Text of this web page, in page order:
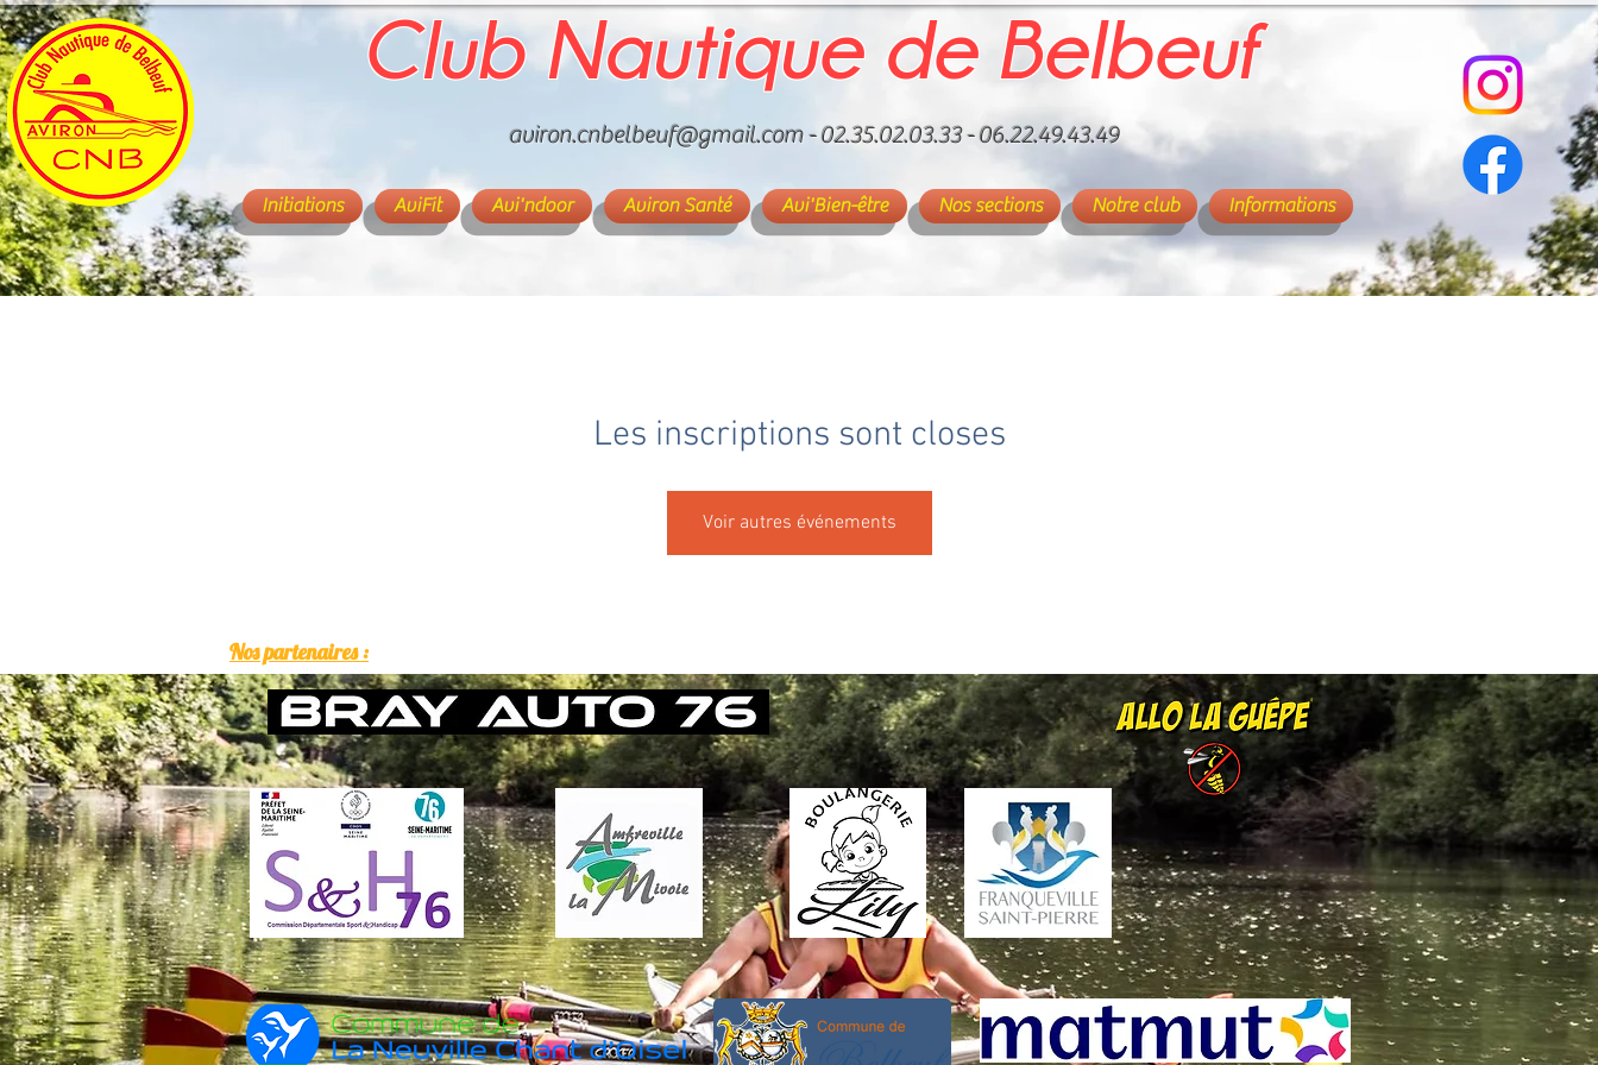
Club Nautique de Belbeuf
aviron.cnbelbeuf@gmail.com- 02.35.02.03.33 - 06.22.49.43.49
Initiations AviFit Avi'ndoor Aviron Santé Avi'Bien-être Nos sections Notre club Informations
Les inscriptions sont closes
Voir autres événements
Nos partenaires :